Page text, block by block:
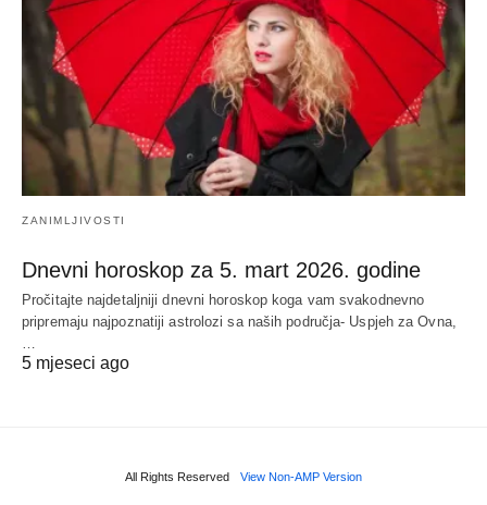
ZANIMLJIVOSTI
Dnevni horoskop za 5. mart 2026. godine
Pročitajte najdetaljniji dnevni horoskop koga vam svakodnevno
pripremaju najpoznatiji astrolozi sa naših područja- Uspjeh za Ovna,
5 mjeseci ago
All Rights Reserved View Non-AMP Version